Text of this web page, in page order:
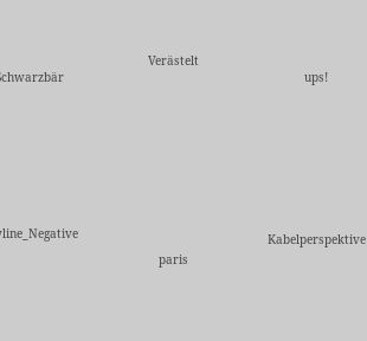
Verästelt
ups!
paris
Kabelperspektive